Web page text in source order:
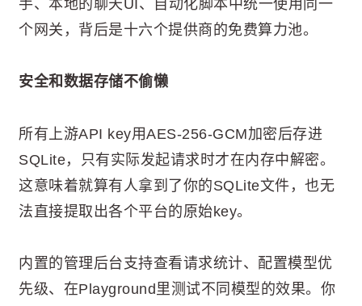
手、本地的聊天UI、自动化脚本中统一使用同一
个网关，背后是十六个提供商的免费算力池。
安全和数据存储不偷懒
所有上游API key用AES-256-GCM加密后存进
SQLite，只有实际发起请求时才在内存中解密。
这意味着就算有人拿到了你的SQLite文件，也无
法直接提取出各个平台的原始key。
内置的管理后台支持查看请求统计、配置模型优
先级、在Playground里测试不同模型的效果。你